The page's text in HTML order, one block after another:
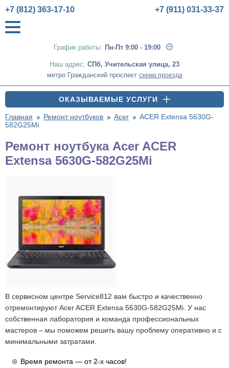
График работы: Пн-Пт 9:00 - 19:00
+7 (812) 363-17-10 +7 (911) 031-33-37
Наш адрес: СПб, Учительская улица, 23
метро Гражданский проспект схема проезда
ОКАЗЫВАЕМЫЕ УСЛУГИ
Главная Ремонт ноутбуков Acer
ACER Extensa 5630G-
582G25Mi
Ремонт ноутбука Acer ACER
Extensa 5630G-582G25Mi
В сервисном центре Service812 вам быстро и качественно
отремонтируют Acer ACER Extensa 5630G-582G25Mi. У нас
собственная лаборатория и команда профессиональных
мастеров – мы поможем решить вашу проблему оперативно и с
минимальными затратами.
Время ремонта — от 2-х часов!